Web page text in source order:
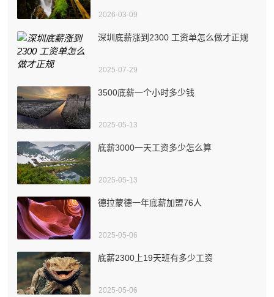
2026-03-09
深圳底薪涨到2300 工资单怎么做才正规
2025-07-29
3500底薪一个小时多少钱
2025-05-13
底薪3000一天工资多少怎么算
2025-05-13
德拉蒙德一年底薪加盟76人
2025-05-06
底薪2300上19天班有多少工资
2025-05-06